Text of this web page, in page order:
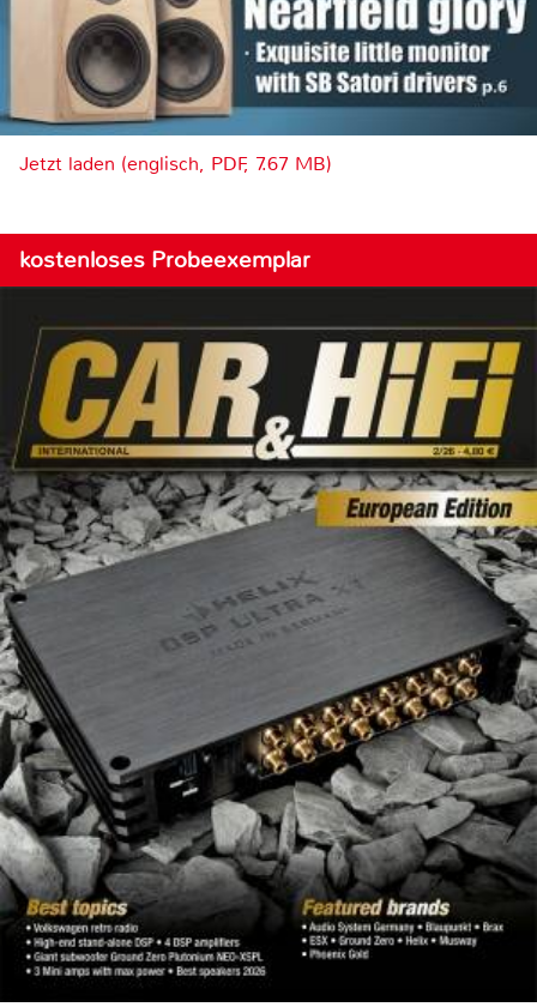
Jetzt laden (englisch, PDF, 7.67 MB)
kostenloses Probeexemplar